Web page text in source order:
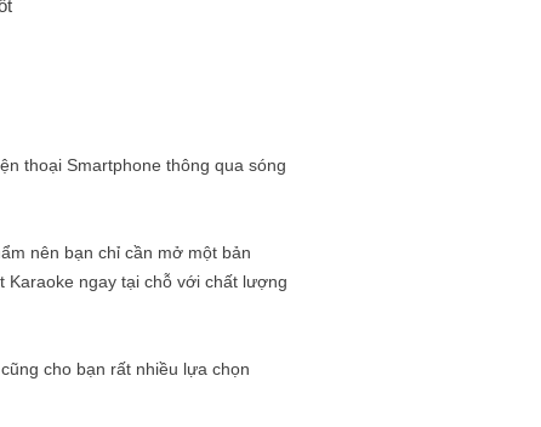
thoại Smartphone thông qua sóng
nên bạn chỉ cần mở một bản
ngay tại chỗ với chất lượng
cho bạn rất nhiều lựa chọn